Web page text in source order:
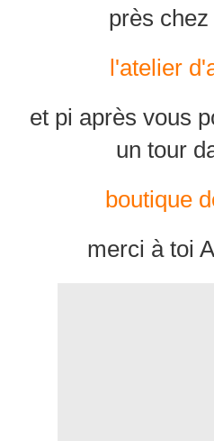
près
l'atelier
et pi après vous
un tour
boutique
merci à toi